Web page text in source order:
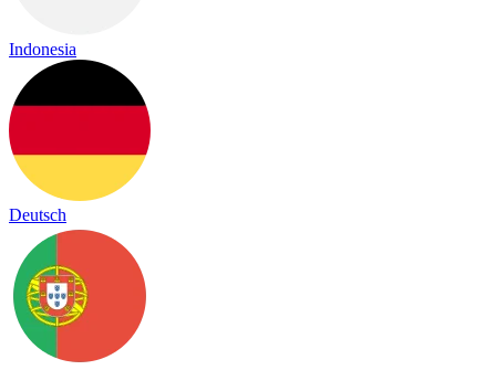
Indonesia
Deutsch